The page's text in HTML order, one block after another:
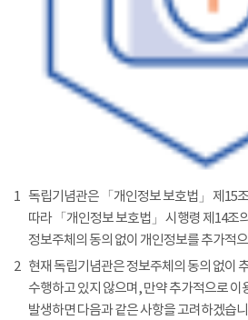
1 독립기념관은 「개인정보 보호법」 제15
따라 「개인정보 보호법」 시행령 제14조
정보주체의 동의 없이 개인정보를 추가적
2 현재 독립기념관은 정보주체의 동의 없이
수행하고 있지 않으며, 만약 추가적으로 이
발생하면 다음과 같은 사항을 고려하겠습